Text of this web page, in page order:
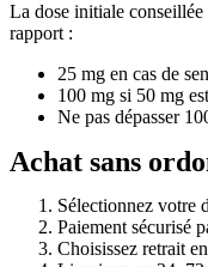
La dose initiale conseillée
rapport :
25 mg en cas de
100 mg si 50 mg
Ne pas dépasser
Achat sans
Sélectionnez votre
Paiement sécurisé
Choisissez retrait